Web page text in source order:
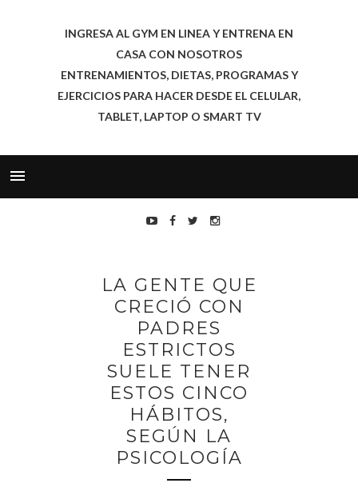
INGRESA AL GYM EN LINEA Y ENTRENA EN
CASA CON NOSOTROS
ENTRENAMIENTOS, DIETAS, PROGRAMAS Y
EJERCICIOS PARA HACER DESDE EL CELULAR,
TABLET, LAPTOP O SMART TV
LA GENTE QUE
CRECIÓ CON
PADRES
ESTRICTOS
SUELE TENER
ESTOS CINCO
HÁBITOS,
SEGÚN LA
PSICOLOGÍA